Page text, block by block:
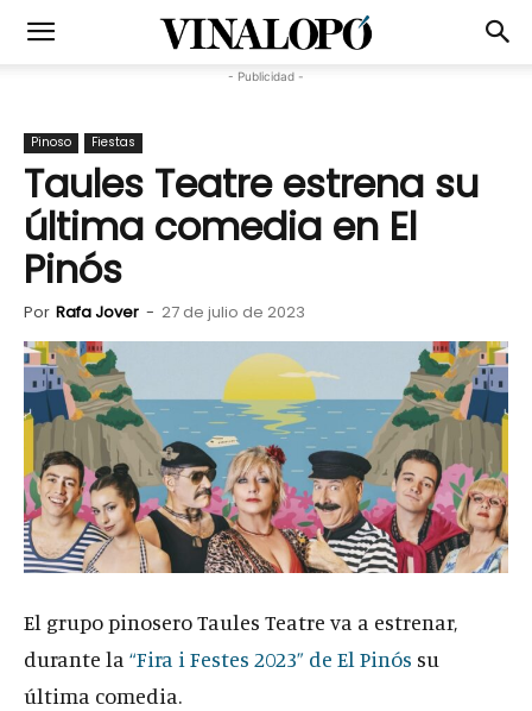
- Publicidad -
Pinoso Fiestas
Taules Teatre estrena su
última comedia en El
Pinós
Por Rafa Jover - 27 de julio de 2023
El grupo pinosero Taules Teatre va a estrenar,
durante la “Fira i Festes 2023” de El Pinós su
última comedia.